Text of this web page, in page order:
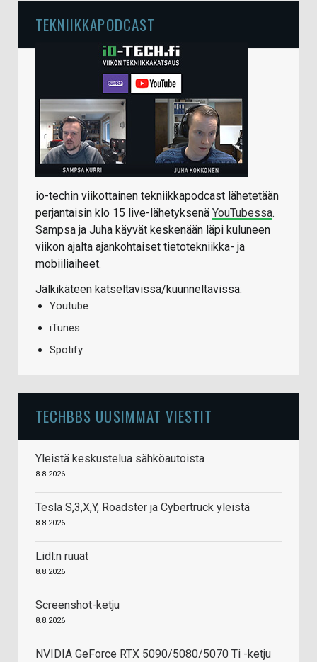
TEKNIIKKAPODCAST
io-techin viikottainen tekniikkapodcast lähetetään
perjantaisin klo 15 live-lähetyksenä YouTubessa.
Sampsa ja Juha käyvät keskenään läpi kuluneen
viikon ajalta ajankohtaiset tietotekniikka- ja
mobiiliaiheet.
Jälkikäteen katseltavissa/kuunneltavissa:
Youtube
iTunes
Spotify
TECHBBS UUSIMMAT VIESTIT
Yleistä keskustelua sähköautoista
8.8.2026
Tesla S,3,X,Y, Roadster ja Cybertruck yleistä
8.8.2026
Lidl:n ruuat
8.8.2026
Screenshot-ketju
8.8.2026
NVIDIA GeForce RTX 5090/5080/5070 Ti -ketju